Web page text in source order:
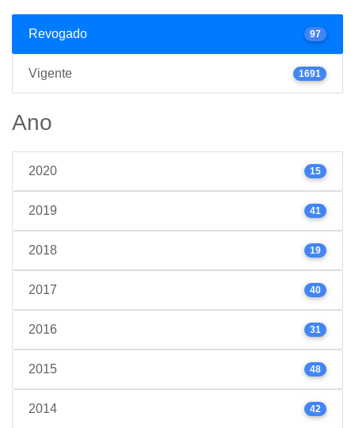
Revogado 97
Vigente 1691
Ano
2020 15
2019 41
2018 19
2017 40
2016 31
2015 48
2014 42